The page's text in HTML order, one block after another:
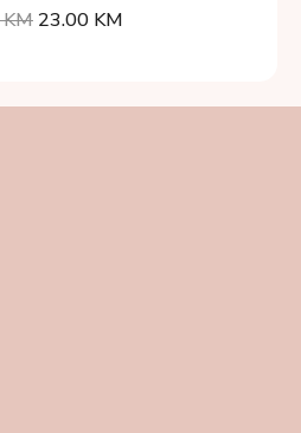
KM 23.00 KM